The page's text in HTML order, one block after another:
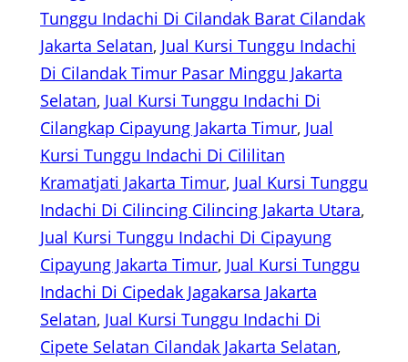
Tunggu Indachi Di Cilandak Barat Cilandak
Jakarta Selatan, Jual Kursi Tunggu Indachi
Di Cilandak Timur Pasar Minggu Jakarta
Selatan, Jual Kursi Tunggu Indachi Di
Cilangkap Cipayung Jakarta Timur, Jual
Kursi Tunggu Indachi Di Cililitan
Kramatjati Jakarta Timur, Jual Kursi Tunggu
Indachi Di Cilincing Cilincing Jakarta Utara
Jual Kursi Tunggu Indachi Di Cipayung
Cipayung Jakarta Timur, Jual Kursi Tunggu
Indachi Di Cipedak Jagakarsa Jakarta
Selatan, Jual Kursi Tunggu Indachi Di
Cipete Selatan Cilandak Jakarta Selatan